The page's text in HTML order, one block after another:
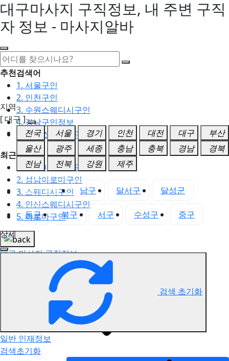
대구마사지 구직정보, 내 주변 구직
자 정보 - 마사지알바
추천검색어
1. 서울구인
2. 인천구인
3. 수원스웨디시구인
4. 강남구인정보
5. 동탄스웨디시구인
최근검색어
1. 일산마사지구인
2. 성남아로마구인
3. 스웨디시구인
4. 안산스웨디시구인
5. 아로마구인
대구 마사지 구직정보
지역
[ 대구 ]
전국
서울 경기 인천 대전 대구
부산
울산
광주 세종 충남 충북 경남
경북
전남
전북 강원 제주
대구 전체 남구 달서구 달성군
동구 북구 서구 수성구
중구
상세
검색 초기화
일반 인재정보
검색초기화